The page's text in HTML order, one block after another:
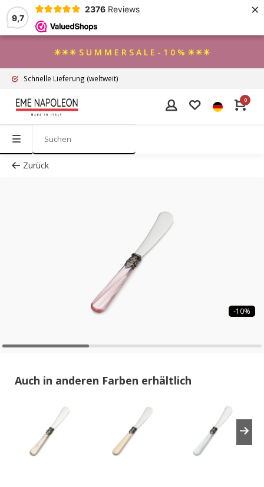
9,7
2376 Reviews ×
☀☀☀ S U M M E R S A L E - 1 0 % ☀☀☀
Schnelle Lieferung (weltweit)
0
Zurück
-10%
Auch in anderen Farben erhältlich